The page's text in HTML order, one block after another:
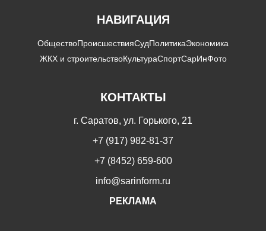
НАВИГАЦИЯ
ОбществоПроисшествияСудПолитикаЭкономика
ЖКХ и строительствоКультураСпортСарИнФото
КОНТАКТЫ
г. Саратов, ул. Горького, 21
+7 (917) 982-81-37
+7 (8452) 659-600
info@sarinform.ru
РЕКЛАМА